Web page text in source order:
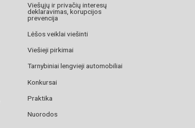
Viešųjų ir privačių interesų
deklaravimas, korupcijos
prevencija
Lėšos veiklai viešinti
Viešieji pirkimai
Tarnybiniai lengvieji automobiliai
Konkursai
Praktika
Nuorodos